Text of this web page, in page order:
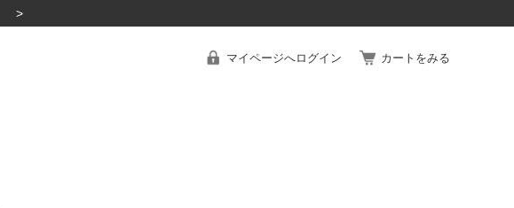
マイページへログイン カートをみる